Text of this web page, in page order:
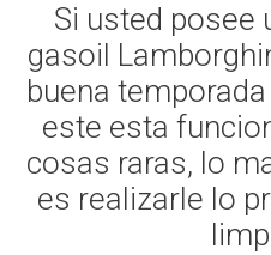
Si usted posee
gasoil
buena
este esta
cosas raras, lo
es realizarle lo